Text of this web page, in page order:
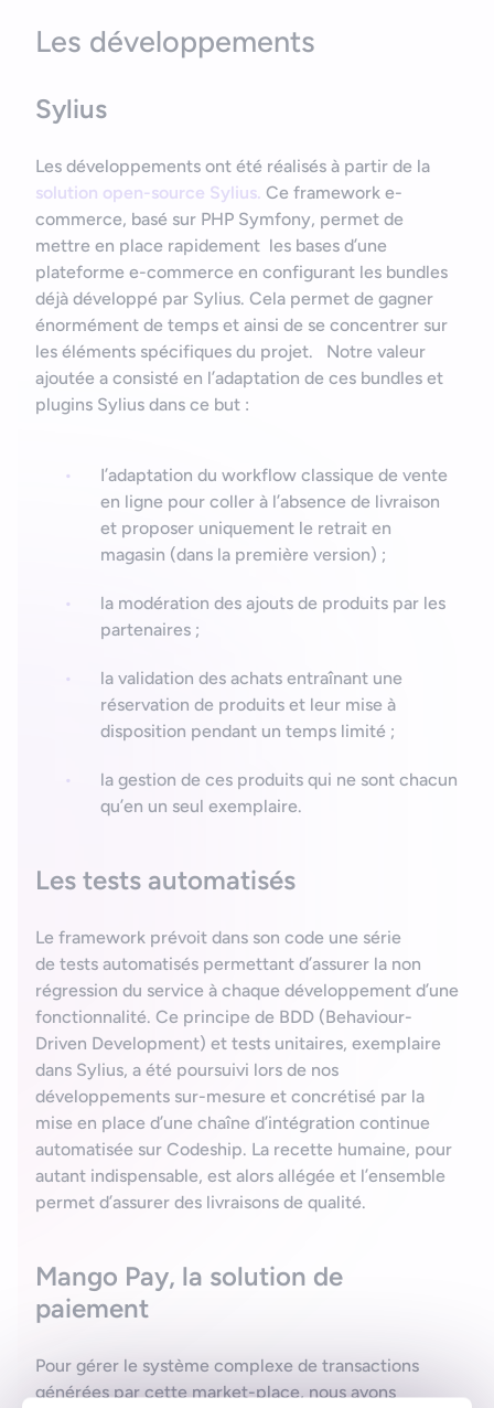
Les développements
Sylius
Les développements ont été réalisés à partir de la
solution open-source Sylius. Ce framework e-
commerce, basé sur PHP Symfony, permet de
mettre en place rapidement les bases d’une
plateforme e-commerce en configurant les bundles
déjà développé par Sylius. Cela permet de gagner
énormément de temps et ainsi de se concentrer sur
les éléments spécifiques du projet. Notre valeur
ajoutée a consisté en l’adaptation de ces bundles et
plugins Sylius dans ce but :
I’adaptation du workflow classique de vente
en ligne pour coller à l’absence de livraison
et proposer uniquement le retrait en
magasin (dans la première version) ;
la modération des ajouts de produits par les
partenaires ;
la validation des achats entraînant une
réservation de produits et leur mise à
disposition pendant un temps limité ;
la gestion de ces produits qui ne sont chacun
qu’en un seul exemplaire.
Les tests automatisés
Le framework prévoit dans son code une série
de tests automatisés permettant d’assurer la non
régression du service à chaque développement d’une
fonctionnalité. Ce principe de BDD (Behaviour-
Driven Development) et tests unitaires, exemplaire
dans Sylius, a été poursuivi lors de nos
développements sur-mesure et concrétisé par la
mise en place d’une chaîne d’intégration continue
automatisée sur Codeship. La recette humaine, pour
autant indispensable, est alors allégée et l’ensemble
permet d’assurer des livraisons de qualité.
Mango Pay, la solution de
paiement
Pour gérer le système complexe de transactions
générées par cette market-place, nous avons